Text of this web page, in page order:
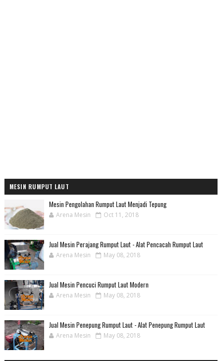
MESIN RUMPUT LAUT
Mesin Pengolahan Rumput Laut Menjadi Tepung
Arena Mesin Oct 11, 2018
Jual Mesin Perajang Rumput Laut - Alat Pencacah Rumput Laut
Arena Mesin May 08, 2018
Jual Mesin Pencuci Rumput Laut Modern
Arena Mesin May 08, 2018
Jual Mesin Penepung Rumput Laut - Alat Penepung Rumput Laut
Arena Mesin May 08, 2018